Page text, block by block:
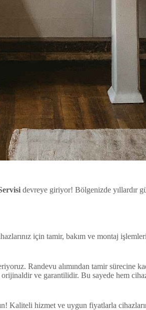
devreye giriyor! Bölgenizde yıllardır
için tamir, bakım ve montaj
Randevu alımından tamir sürecine
ve garantilidir. Bu sayede hem
Kaliteli hizmet ve uygun fiyatlarla